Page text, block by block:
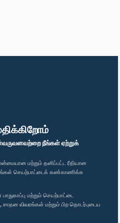
நீங்கள் ஏற்றுக்
மற்றும் தனிப்பட்ட ரீதியான
செயற்பாட்டைக் கண்காணிக்க
மற்றும் செயற்பாட்டை
சாதன விவரங்கள் மற்றும் பிற தொடர்புடைய